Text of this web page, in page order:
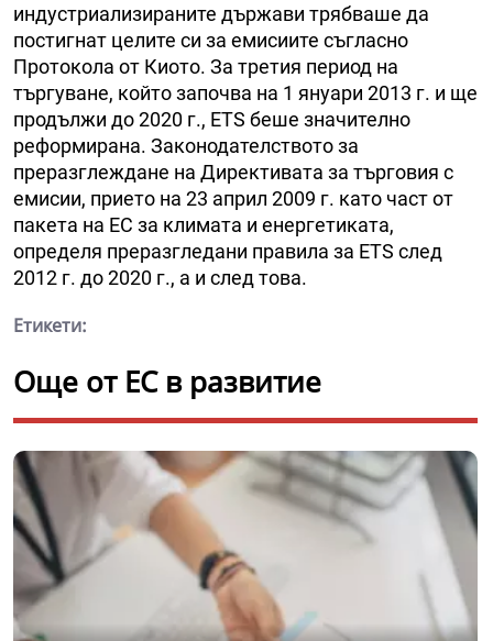
индустриализираните държави трябваше да
постигнат целите си за емисиите съгласно
Протокола от Киото. За третия период на
търгуване, който започва на 1 януари 2013 г. и ще
продължи до 2020 г., ETS беше значително
реформирана. Законодателството за
преразглеждане на Директивата за търговия с
емисии, прието на 23 април 2009 г. като част от
пакета на ЕС за климата и енергетиката,
определя преразгледани правила за ETS след
2012 г. до 2020 г., а и след това.
Етикети:
Още от ЕС в развитие